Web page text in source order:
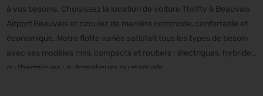
à vos besoins. Choisissez la location de voiture Thrifty à Beauvais
Airport Beauvais et circulez de manière commode, confortable et
économique. Notre flotte variée satisfait tous les types de besoin
avec ses modèles mini, compacts et routiers ; électriques, hybrides
ou thermiques ; automatiques ou manuels.